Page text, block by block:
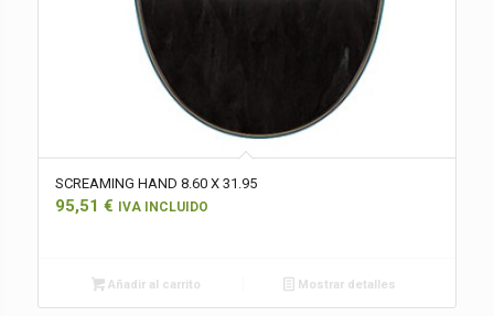
SCREAMING HAND 8.60 X 31.95
95,51 € IVA INCLUIDO
Añadir al carrito Mostrar detalles